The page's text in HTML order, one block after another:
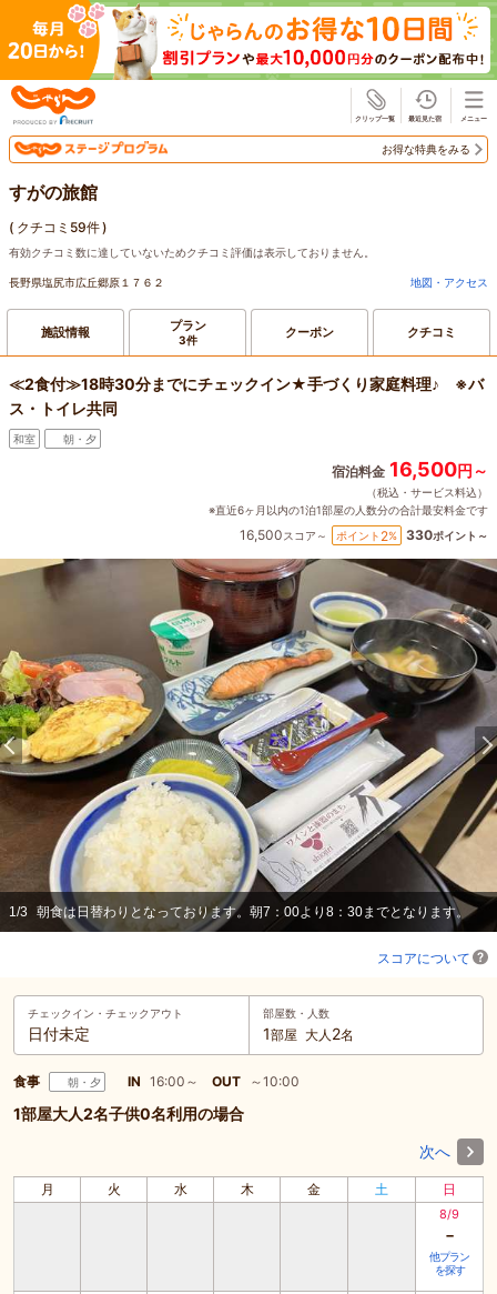
お得な特典をみる
すがの旅館
( クチコミ59件)
有効クチコミ数に達していないためクチコミ評価は表示しておりません。
長野県塩尻市広丘郷原１７６２ 地図・アクセス
施設情報 プラン
3件 クーポン クチコミ
≪2食付≫18時30分までにチェックイン★手づくり家庭料理♪ ※バ
ス・トイレ共同
和室 朝・夕
宿泊料金 16,500円～
（税込・サービス料込）
※直近6ヶ月以内の1泊1部屋の人数分の合計最安料金です
16,500スコア～ ポイント 2% 330ポイント～
1/3 朝食は日替わりとなっております。朝7：00より8：30までとなります。
スコアについて
チェックイン・ チェックアウト
日付未定
部屋数・人数
1部屋 大人 2名
食事 朝・夕 IN 16:00～ OUT ～10:00
1部屋大人2名子供0名利用の場合
次へ
月 火 水 木 金 土 日
8/9
-
他プラン
を探す